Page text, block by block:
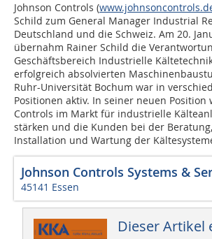
Johnson Controls (
Schild zum General Manager Industrial
Deutschland und die Schweiz. Am 20.
übernahm Rainer Schild die
Geschäftsbereich Industrielle
erfolgreich absolvierten
Ruhr-Universität Bochum war in
Positionen aktiv. In seiner neuen Position
Controls im Markt für industrielle
stärken und die Kunden bei der
Installation und Wartung der
Johnson Controls Systems &
45141 Essen
Dieser Artikel